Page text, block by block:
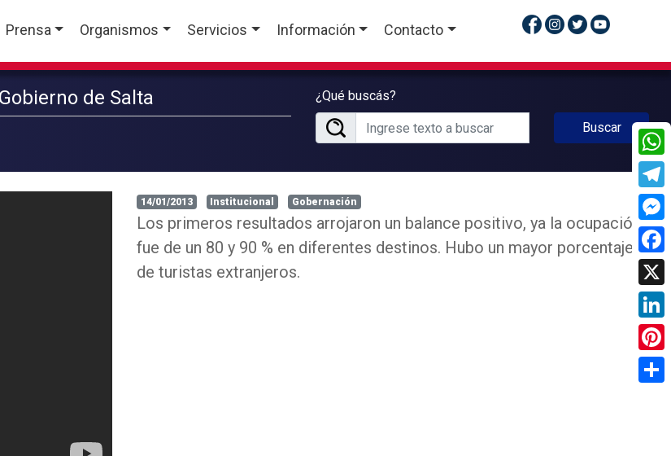
Prensa Organismos Servicios Información Contacto
de Salta ¿Qué buscás?
Buscar
14/01/2013 Institucional Gobernación
Los primeros resultados arrojaron un balance positivo, ya la ocupación
fue de un 80 y 90 % en diferentes destinos. Hubo un mayor porcentaje
de turistas extranjeros.
X